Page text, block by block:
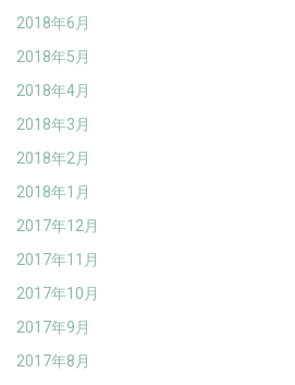
2018年6月
2018年5月
2018年4月
2018年3月
2018年2月
2018年1月
2017年12月
2017年11月
2017年10月
2017年9月
2017年8月